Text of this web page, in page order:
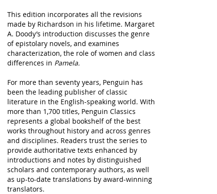
This edition incorporates all the revisions
made by Richardson in his lifetime. Margaret
A. Doody’s introduction discusses the genre
of epistolary novels, and examines
characterization, the role of women and class
differences in Pamela.
For more than seventy years, Penguin has
been the leading publisher of classic
literature in the English-speaking world. With
more than 1,700 titles, Penguin Classics
represents a global bookshelf of the best
works throughout history and across genres
and disciplines. Readers trust the series to
provide authoritative texts enhanced by
introductions and notes by distinguished
scholars and contemporary authors, as well
as up-to-date translations by award-winning
translators.